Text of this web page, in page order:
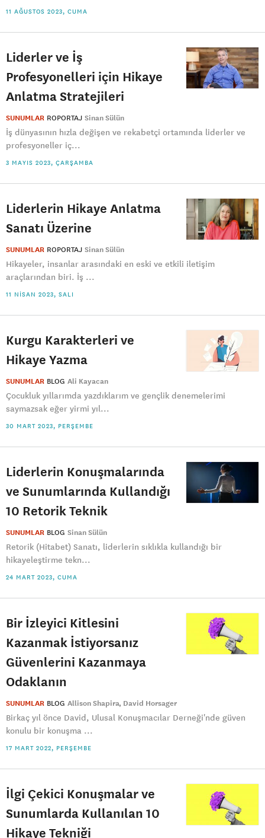
11 AĞUSTOS 2023, CUMA
Liderler ve İş
Profesyonelleri için Hikaye
Anlatma Stratejileri
SUNUMLAR ROPORTAJ Sinan Sülün
İş dünyasının hızla değişen ve rekabetçi ortamında liderler ve
profesyoneller iç...
3 MAYIS 2023, ÇARŞAMBA
Liderlerin Hikaye Anlatma
Sanatı Üzerine
SUNUMLAR ROPORTAJ Sinan Sülün
Hikayeler, insanlar arasındaki en eski ve etkili iletişim
araçlarından biri. İş ...
11 NISAN 2023, SALI
Kurgu Karakterleri ve
Hikaye Yazma
SUNUMLAR BLOG Ali Kayacan
Çocukluk yıllarımda yazdıklarım ve gençlik denemelerimi
saymazsak eğer yirmi yıl...
30 MART 2023, PERŞEMBE
Liderlerin Konuşmalarında
ve Sunumlarında Kullandığı
10 Retorik Teknik
SUNUMLAR BLOG Sinan Sülün
Retorik (Hitabet) Sanatı, liderlerin sıklıkla kullandığı bir
hikayeleştirme tekn...
24 MART 2023, CUMA
Bir İzleyici Kitlesini
Kazanmak İstiyorsanız
Güvenlerini Kazanmaya
Odaklanın
SUNUMLAR BLOG Allison Shapira David Horsager
Birkaç yıl önce David, Ulusal Konuşmacılar Derneği'nde güven
konulu bir konuşma ...
17 MART 2022, PERŞEMBE
İlgi Çekici Konuşmalar ve
Sunumlarda Kullanılan 10
Hikaye Tekniği